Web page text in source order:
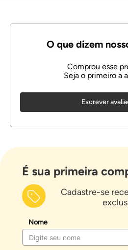
Escrever
É sua primeira
Cadastre-se
Nome